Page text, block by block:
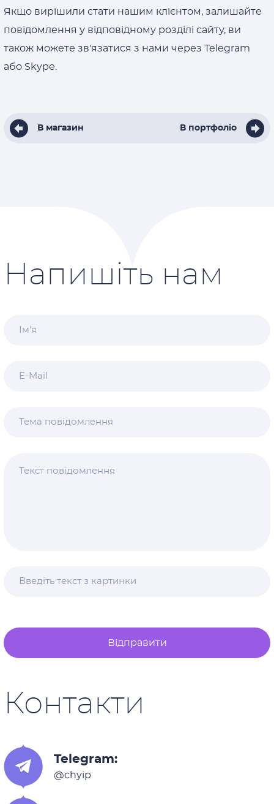
Якщо вирішили стати нашим клієнтом, залишайте
повідомлення у відповідному розділі сайту, ви
також можете зв'язатися з нами через Telegram
або Skype.
В магазин В портфоліо
Напишіть нам
Відправити
Контакти
Telegram:
@chyip